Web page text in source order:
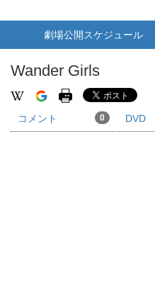
劇場公開スケジュール
Wander Girls
コメント 0 DVD